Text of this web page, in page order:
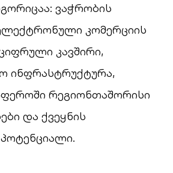
ვაჭრობის
კომერციის
კავშირი,
ინფრასტრუქტურა,
რეგიონთაშორისი
და ქვეყნის